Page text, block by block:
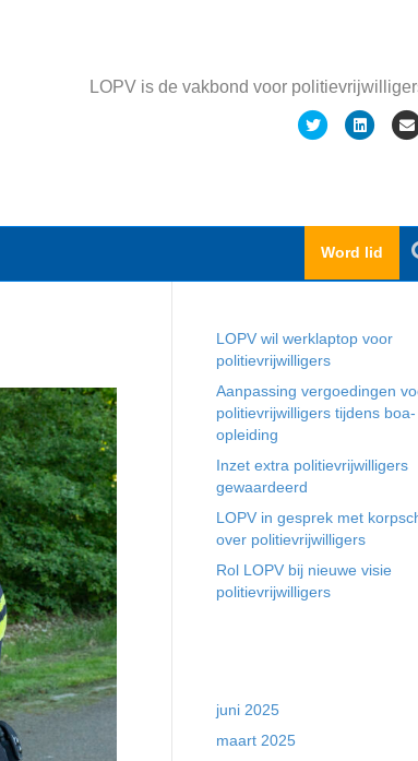
LOPV is de vakbond voor
t
e
e
d
n
Word lid
LOPV wil werklaptop voor
politievrijwilligers
Aanpassing vergoedingen
politievrijwilligers tijdens boa-
opleiding
Inzet extra politievrijwilligers
gewaardeerd
LOPV in gesprek met
over politievrijwilligers
Rol LOPV bij nieuwe visie
politievrijwilligers
juni 2025
maart 2025